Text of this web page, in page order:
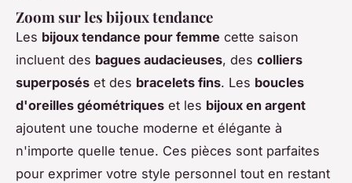
Zoom sur les bijoux tendance
Les bijoux tendance pour femme cette saison
incluent des bagues audacieuses, des colliers
superposés et des bracelets fins. Les boucles
d'oreilles géométriques et les bijoux en argent
ajoutent une touche moderne et élégante à
n'importe quelle tenue. Ces pièces sont parfaites
pour exprimer votre style personnel tout en restant